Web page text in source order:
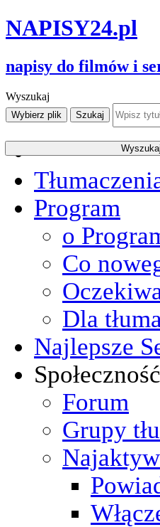
NAPISY24.pl
napisy do filmów i
Wyszukaj
Program
o
Co
Dla
Najlepsze
Społeczność
Forum
Grupy